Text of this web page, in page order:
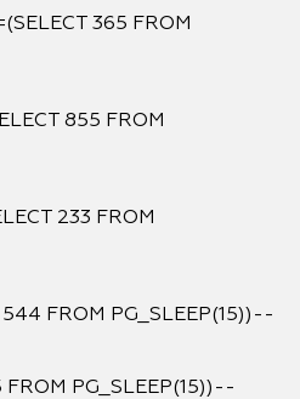
365 FROM
855 FROM
233 FROM
FROM PG_SLEEP(15))--
PG_SLEEP(15))--